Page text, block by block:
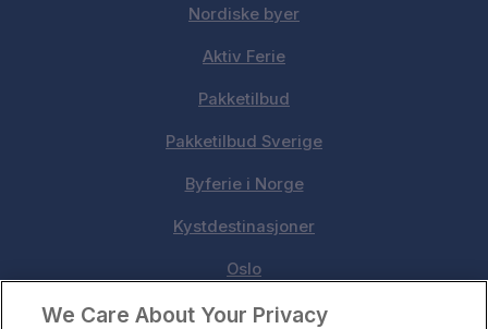
Nordiske byer
Aktiv Ferie
Pakketilbud
Pakketilbud Sverige
Byferie i Norge
Kystdestinasjoner
Oslo
Stavanger
We Care About Your Privacy